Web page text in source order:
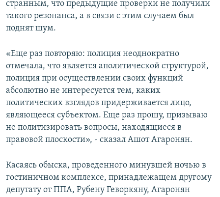
странным, что предыдущие проверки не получили
такого резонанса, а в связи с этим случаем был
поднят шум.
«Еще раз повторяю: полиция неоднократно
отмечала, что является аполитической структурой,
полиция при осуществлении своих функций
абсолютно не интересуется тем, каких
политических взглядов придерживается лицо,
являющееся субъектом. Еще раз прошу, призываю
не политизировать вопросы, находящиеся в
правовой плоскости», - сказал Ашот Агаронян.
Касаясь обыска, проведенного минувшей ночью в
гостиничном комплексе, принадлежащем другому
депутату от ППА, Рубену Геворкяну, Агаронян